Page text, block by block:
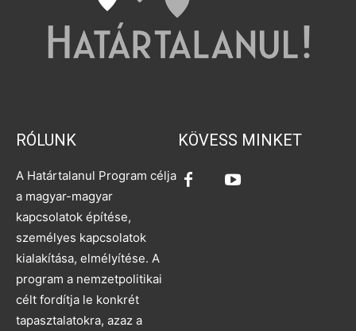
RÓLUNK
A Határtalanul Program célja
a magyar-magyar
kapcsolatok építése,
személyes kapcsolatok
kialakítása, elmélyítése. A
program a nemzetpolitikai
célt fordítja le konkrét
tapasztalatokra, azaz a
KÖVESS MINKET